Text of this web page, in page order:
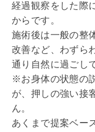
経過観察をした際
からです。
施術後は一般の整
改善など、わずら
通り自然に過ごし
※お身体の状態の
が、押しの強い接
ん。
あくまで提案ベー